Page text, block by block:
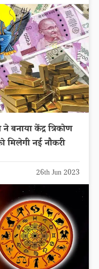
केंद्र त्रिकोण
मिलेगी नई नौकरी
26th Jun 2023